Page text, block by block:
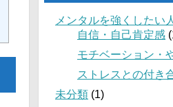
メンタルを強くしたい
自信・自己肯定感
モチベーション・
ストレスとの付き
未分類 (1)